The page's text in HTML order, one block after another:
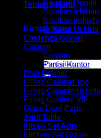
Tentang Kami
Kontak Kami
Pencarian
untuk:
Brankas Donati
Brankas Ichiban
Brankas Indachi
Brankas Uchida
Credenza Graver
Custom
Custom
Partisi Kantor
Dish Drainer
Filling Cabinet Top
Filling Cabinet Uchida
Filling Cabinet VIP
Glass Door Expo
Joint Table
Kitcen Set Activ
Kitchen Set Graver